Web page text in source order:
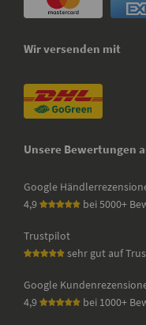
Wir versenden mit
Unsere Bewertungen
Google
4,9
bei 5000+
Trustpilot
sehr gut auf
Google
4,9
bei 1000+